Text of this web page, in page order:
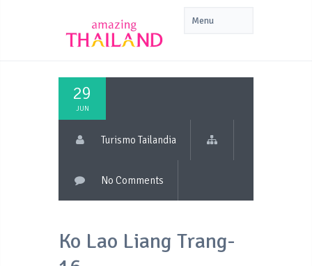
29
JUN
Turismo Tailandia
No Comments
Ko Lao Liang Trang-